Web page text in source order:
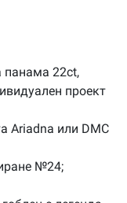
панама 22ct,
проект
Ariadna или DMC
№24;